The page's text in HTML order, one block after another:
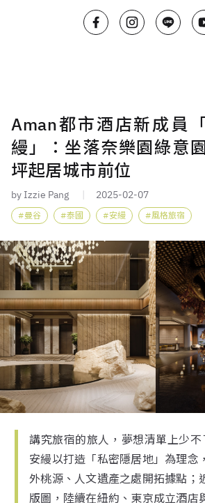
Aman都市酒店新成員
縵」：坐落奈樂園綠意
坪起居城市前位
by Izzie Pang 2025-02-07
曼谷 泰國 安縵 風格旅宿
講究旅宿的旅人，夢想清單上少不
安縵以打造「私密隱居地」為理念
外桃源、人文遺產之處開拓據點；
版圖，陸續在紐約、東京成立酒店